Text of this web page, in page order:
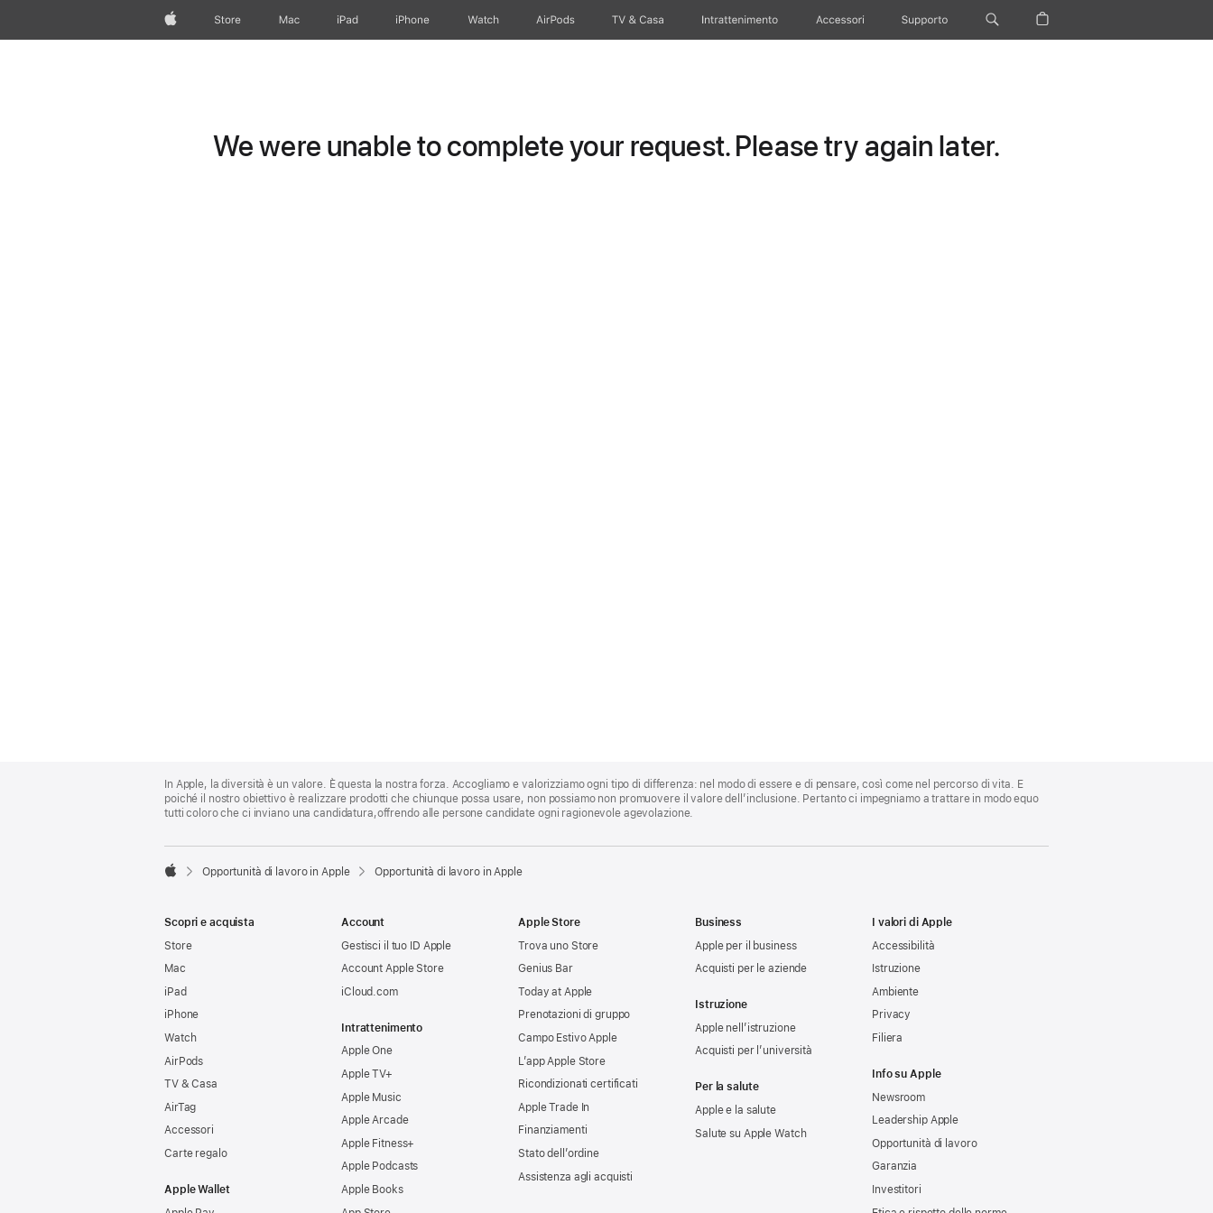
AppleStore Mac iPad iPhone Watch AirPods TV & Casa Intrattenimento Accessori Supporto
We were unable to complete your request. Please try again later.
Footer
In Apple, la diversità è un valore. È questa la nostra forza. Accogliamo e valorizziamo ogni tipo di differenza: nel modo di essere e di pensare, così come nel percorso di vita. E
poiché il nostro obiettivo è realizzare prodotti che chiunque possa usare, non possiamo non promuovere il valore dell’inclusione. Pertanto ci impegniamo a trattare in modo equo
tutti coloro che ci inviano una candidatura,offrendo alle persone candidate ogni ragionevole agevolazione.

Opportunità di lavoro in Apple Opportunità di lavoro in Apple
Scopri e acquista
Store
Mac
iPad
iPhone
Watch
AirPods
TV & Casa
AirTag
Accessori
Carte regalo
Apple Wallet
Account
Gestisci il tuo ID Apple
Account Apple Store
iCloud.com
Intrattenimento
Apple One
Apple TV+
Apple Music
Apple Arcade
Apple Fitness+
Apple Podcasts
Apple Books
Apple Store
Trova uno Store
Genius Bar
Today at Apple
Prenotazioni di gruppo
Campo Estivo Apple
L’app Apple Store
Ricondizionati certificati
Apple Trade In
Finanziamenti
Stato dell’ordine
Assistenza agli acquisti
Business
Apple per il business
Acquisti per le aziende
Istruzione
Apple nell’istruzione
Acquisti per l’università
Per la salute
Apple e la salute
Salute su Apple Watch
I valori di Apple
Accessibilità
Istruzione
Ambiente
Privacy
Filiera
Info su Apple
Newsroom
Leadership Apple
Opportunità di lavoro
Garanzia
Investitori